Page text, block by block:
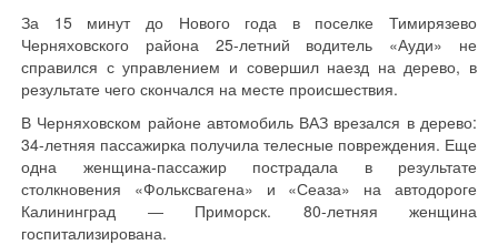
За 15 минут до Нового года в поселке Тимирязево
Черняховского района 25-летний водитель «Ауди» не
справился с управлением и совершил наезд на дерево, в
результате чего скончался на месте происшествия.
В Черняховском районе автомобиль ВАЗ врезался в дерево:
34-летняя пассажирка получила телесные повреждения. Еще
одна женщина-пассажир пострадала в результате
столкновения «Фольксвагена» и «Сеаза» на автодороге
Калининград ― Приморск. 80-летняя женщина
госпитализирована.